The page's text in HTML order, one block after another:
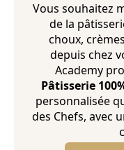
Vous souhaitez
de la
choux,
depuis chez
Academy
Pâtisserie
personnalisée
des Chefs, avec